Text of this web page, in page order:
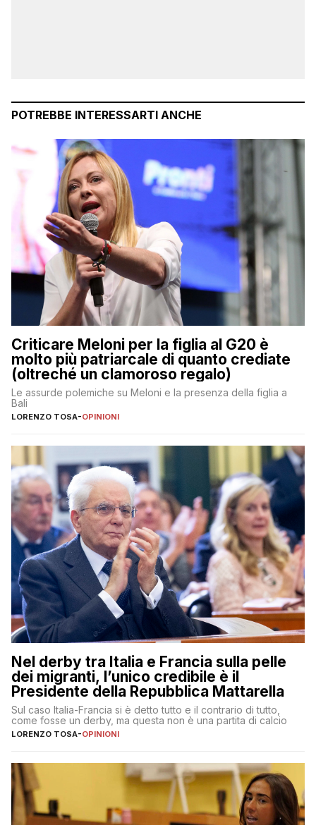
POTREBBE INTERESSARTI ANCHE
Criticare Meloni per la figlia al G20 è
molto più patriarcale di quanto crediate
(oltreché un clamoroso regalo)
Le assurde polemiche su Meloni e la presenza della figlia a
Bali
LORENZO TOSA-OPINIONI
Nel derby tra Italia e Francia sulla pelle
dei migranti, l’unico credibile è il
Presidente della Repubblica Mattarella
Sul caso Italia-Francia si è detto tutto e il contrario di tutto,
come fosse un derby, ma questa non è una partita di calcio
LORENZO TOSA-OPINIONI